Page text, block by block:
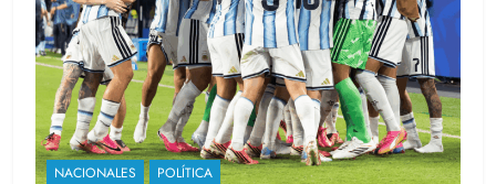
NACIONALES POLÍTICA